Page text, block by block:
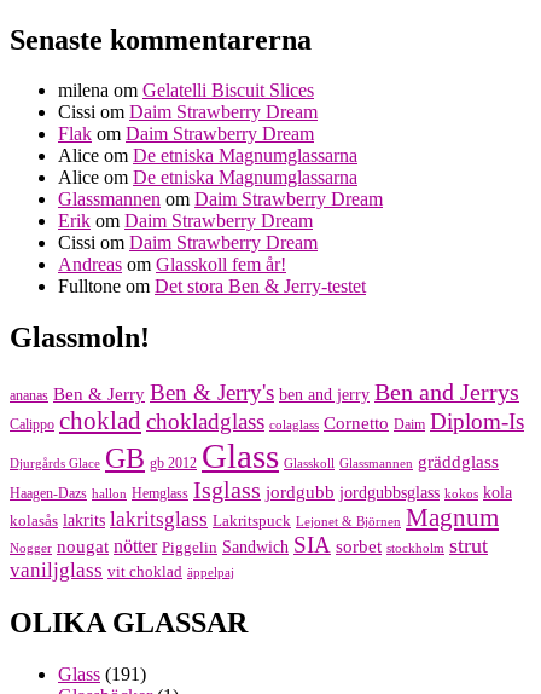
Senaste kommentarerna
milena om Gelatelli Biscuit Slices
Cissi om Daim Strawberry Dream
Flak om Daim Strawberry Dream
Alice om De etniska Magnumglassarna
Alice om De etniska Magnumglassarna
Glassmannen om Daim Strawberry Dream
Erik om Daim Strawberry Dream
Cissi om Daim Strawberry Dream
Andreas om Glasskoll fem år!
Fulltone om Det stora Ben & Jerry-testet
Glassmoln!
ananas Ben & Jerry Ben & Jerry's ben and jerry Ben and Jerrys
Calippo choklad chokladglass colaglass Cornetto Daim Diplom-Is
Djurgårds Glace GB gb 2012 Glass Glasskoll Glassmannen gräddglass
Haagen-Dazs hallon Hemglass Isglass jordgubb jordgubbsglass kokos kola
kolasås lakrits lakritsglass Lakritspuck Lejonet & Björnen Magnum
Nogger nougat nötter Piggelin Sandwich SIA sorbet stockholm strut
vaniljglass vit choklad äppelpaj
OLIKA GLASSAR
Glass (191)